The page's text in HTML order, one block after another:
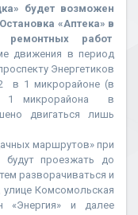
будет возможен
«Аптека» в
работ
движения в период
Энергетиков
в 1 микрорайоне (в
1 микрорайона в
двигаться лишь
маршрутов» при
проезжать до
разворачиваться и
улице Комсомольская
«Энергия» и далее